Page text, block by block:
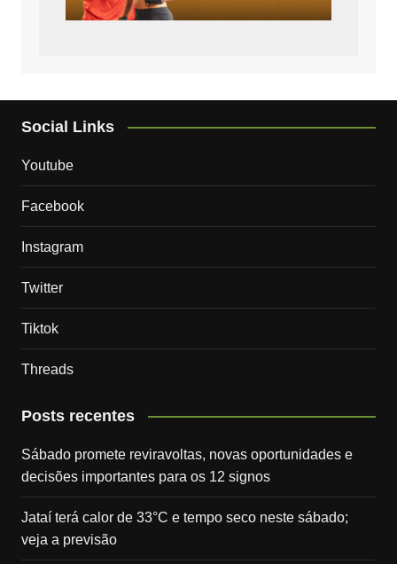
Social Links
Youtube
Facebook
Instagram
Twitter
Tiktok
Threads
Posts recentes
Sábado promete reviravoltas, novas oportunidades e
decisões importantes para os 12 signos
Jataí terá calor de 33°C e tempo seco neste sábado;
veja a previsão